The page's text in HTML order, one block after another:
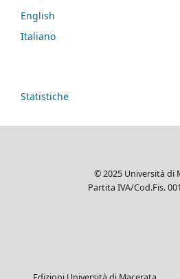
English
Italiano
Statistiche